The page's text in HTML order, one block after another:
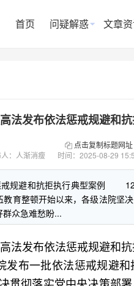
首页 问疑解惑 文章
法发布依法惩戒规避和
点击复制标题网址
：人渐消瘦
时间： 2025-08-29
戒规避和抗拒执行典型案例 12
育整顿开始以来，各级法院坚
众急难愁盼...
法发布依法惩戒规避和
布一批依法惩戒规避和